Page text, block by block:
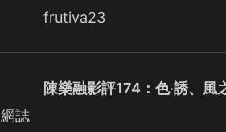
frutiva23
網誌
陳樂融影評174：色‧誘、風